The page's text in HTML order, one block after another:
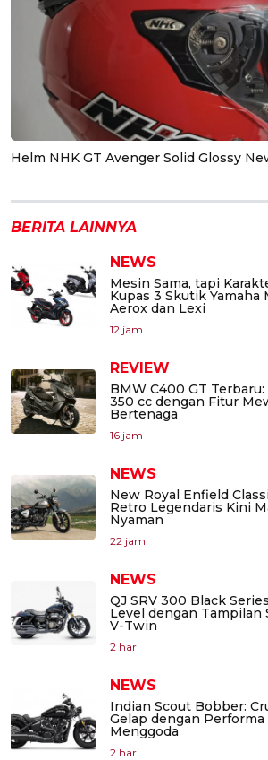
Helm NHK GT Avenger Solid Glossy
BERITA LAINNYA
NEWS
Mesin Sama, tapi
Kupas 3 Skutik Yamaha
Aerox dan Lexi
12 jam
REVIEW
BMW C400 GT
350 cc dengan Fitur
Bertenaga
16 jam
NEWS
New Royal Enfield
Retro Legendaris Kini
Nyaman
22 jam
NEWS
QJ SRV 300 Black
Level dengan Tampilan
V-Twin
2 hari
NEWS
Indian Scout Bobber:
Gelap dengan
Menggoda
2 hari